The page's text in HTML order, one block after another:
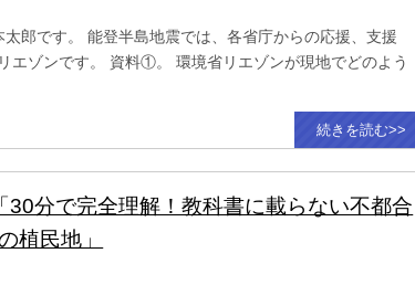
郎です。 能登半島地震では、各省庁からの応援、支援
エゾンです。 資料①。 環境省リエゾンが現地でどのよう
続きを読む>>
分で完全理解！教科書に載らない不都合
植民地」